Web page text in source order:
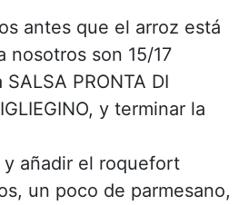
antes que el arroz está
nosotros son 15/17
PRONTA DI
y terminar la
añadir el roquefort
un poco de parmesano,